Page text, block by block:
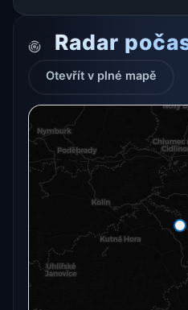
Radar
Otevřít v plné mapě
Radarový snímek
Otevřít v plné
Zkusit znovu
Otevřít